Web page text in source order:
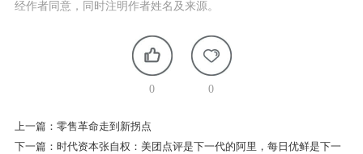
经作者同意，同时注明作者姓名及来源。
0 0
上一篇： 零售革命走到新拐点
下一篇： 时代资本张自权：美团点评是下一代的阿里，每日优鲜是下一